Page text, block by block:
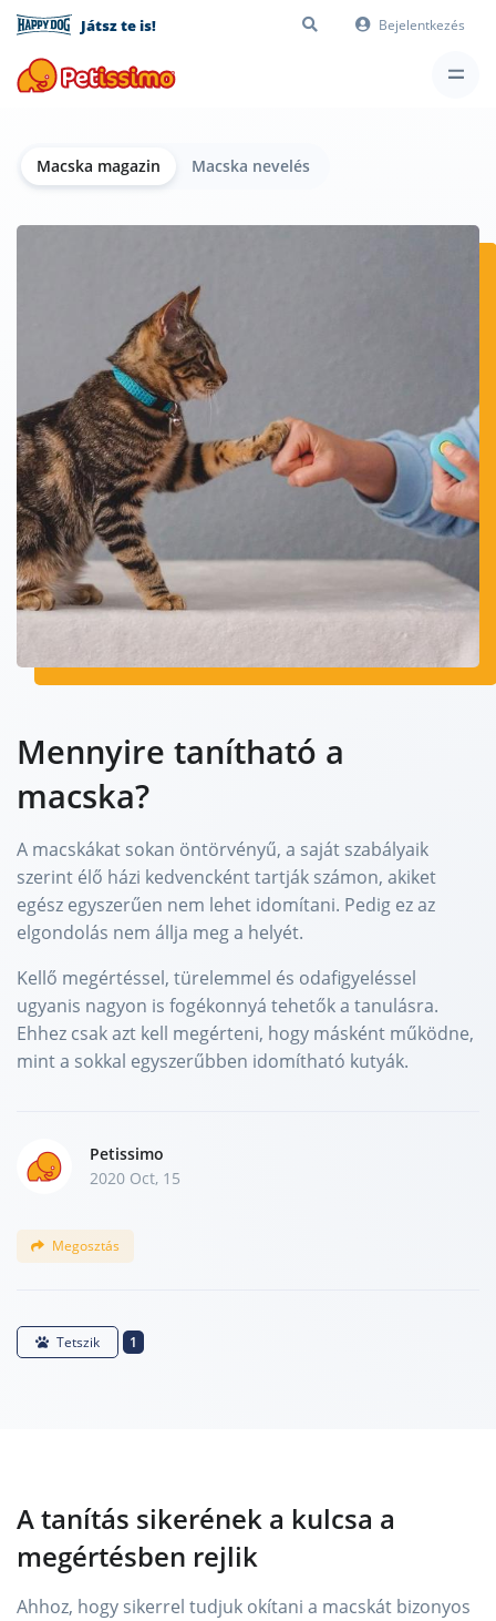
Játsz te is! Bejelentkezés
Macska magazin Macska nevelés
Mennyire tanítható a
macska?
A macskákat sokan öntörvényű, a saját szabályaik
szerint élő házi kedvencként tartják számon, akiket
egész egyszerűen nem lehet idomítani. Pedig ez az
elgondolás nem állja meg a helyét.
Kellő megértéssel, türelemmel és odafigyeléssel
ugyanis nagyon is fogékonnyá tehetők a tanulásra.
Ehhez csak azt kell megérteni, hogy másként működne,
mint a sokkal egyszerűbben idomítható kutyák.
Petissimo
2020 Oct, 15
Megosztás
Tetszik 1
A tanítás sikerének a kulcsa a
megértésben rejlik
Ahhoz, hogy sikerrel tudjuk okítani a macskát bizonyos